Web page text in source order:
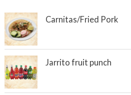
Carnitas/Fried Pork
Jarrito fruit punch